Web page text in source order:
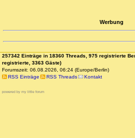
Werbung
257342 Einträge in 18360 Threads, 975 registrierte
registrierte, 3363 Gäste)
Forumszeit: 06.08.2026, 06:24 (Europe/Berlin)
RSS Einträge
RSS Threads Kontakt
powered by my little forum